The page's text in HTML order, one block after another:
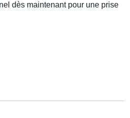
dès maintenant pour une prise